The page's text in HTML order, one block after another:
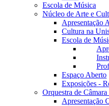
Escola de Música
Núcleo de Arte e
Apresentação
Cultura na
Escola de
Espaço Aberto
Exposições -
Orquestra de
Apresentação